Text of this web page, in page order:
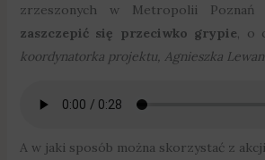
zrzeszonych w Metropolii
zaszczepić się przeciwko grypie, o
koordynatorka projektu, Agnieszka
A w jaki sposób można skorzystać z